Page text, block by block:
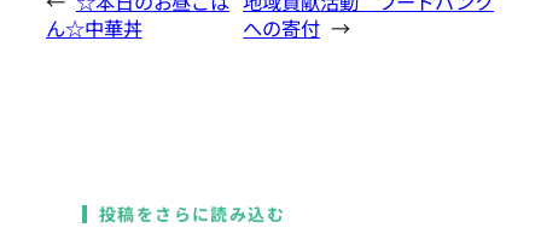
ん☆中華丼
への寄付 →
投稿をさらに読み込む